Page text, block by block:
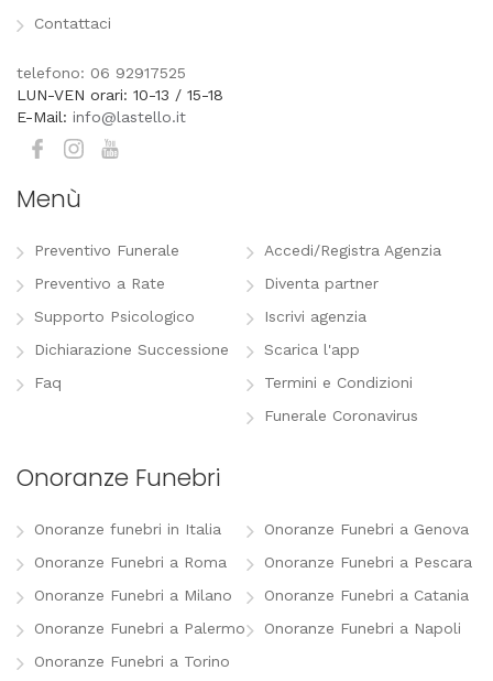
Contattaci
telefono: 06 92917525
LUN-VEN orari: 10-13 / 15-18
E-Mail: info@lastello.it
Menù
Preventivo Funerale
Preventivo a Rate
Supporto Psicologico
Dichiarazione Successione
Faq
Accedi/Registra Agenzia
Diventa partner
Iscrivi agenzia
Scarica l'app
Termini e Condizioni
Funerale Coronavirus
Onoranze Funebri
Onoranze funebri in Italia
Onoranze Funebri a Roma
Onoranze Funebri a Milano
Onoranze Funebri a Palermo
Onoranze Funebri a Torino
Onoranze Funebri a Genova
Onoranze Funebri a Pescara
Onoranze Funebri a Catania
Onoranze Funebri a Napoli